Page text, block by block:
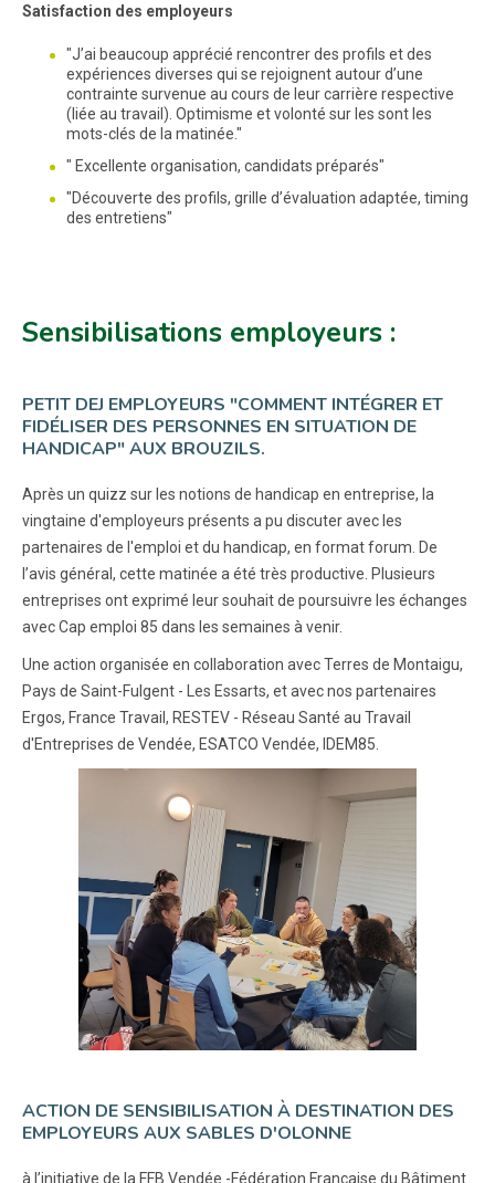
Satisfaction des employeurs
"J’ai beaucoup apprécié rencontrer des profils et des
expériences diverses qui se rejoignent autour d’une
contrainte survenue au cours de leur carrière respective
(liée au travail). Optimisme et volonté sur les sont les
mots-clés de la matinée."
" Excellente organisation, candidats préparés"
"Découverte des profils, grille d’évaluation adaptée, timing
des entretiens"
Sensibilisations employeurs :
PETIT DEJ EMPLOYEURS "COMMENT INTÉGRER ET
FIDÉLISER DES PERSONNES EN SITUATION DE
HANDICAP" AUX BROUZILS.
Après un quizz sur les notions de handicap en entreprise, la
vingtaine d'employeurs présents a pu discuter avec les
partenaires de l'emploi et du handicap, en format forum. De
l’avis général, cette matinée a été très productive. Plusieurs
entreprises ont exprimé leur souhait de poursuivre les échanges
avec Cap emploi 85 dans les semaines à venir.
Une action organisée en collaboration avec Terres de Montaigu,
Pays de Saint-Fulgent - Les Essarts, et avec nos partenaires
Ergos, France Travail, RESTEV - Réseau Santé au Travail
d'Entreprises de Vendée, ESATCO Vendée, IDEM85.
ACTION DE SENSIBILISATION À DESTINATION DES
EMPLOYEURS AUX SABLES D'OLONNE
à l’initiative de la FFB Vendée -Fédération Française du Bâtiment